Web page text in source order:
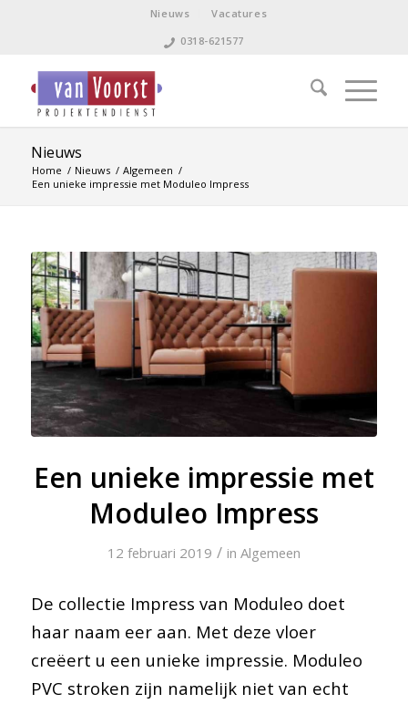
Nieuws
Vacatures
0318-621577
Nieuws
Home / Nieuws / Algemeen /
Een unieke impressie met Moduleo Impress
Een unieke impressie met
Moduleo Impress
12 februari 2019 / in Algemeen
De collectie Impress van Moduleo doet
haar naam eer aan. Met deze vloer
creëert u een unieke impressie. Moduleo
PVC stroken zijn namelijk niet van echt